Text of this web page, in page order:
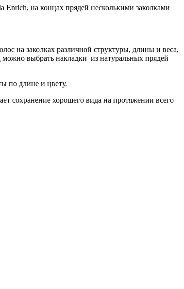
на концах прядей несколькими заколками
на заколках различной структуры, длины и веса,
можно выбрать накладки из натуральных прядей
по длине и цвету.
сохранение хорошего вида на протяжении всего